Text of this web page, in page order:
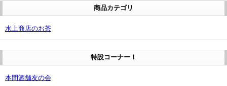
商品カテゴリ
水上商店のお茶
特設コーナー！
本間酒舗友の会